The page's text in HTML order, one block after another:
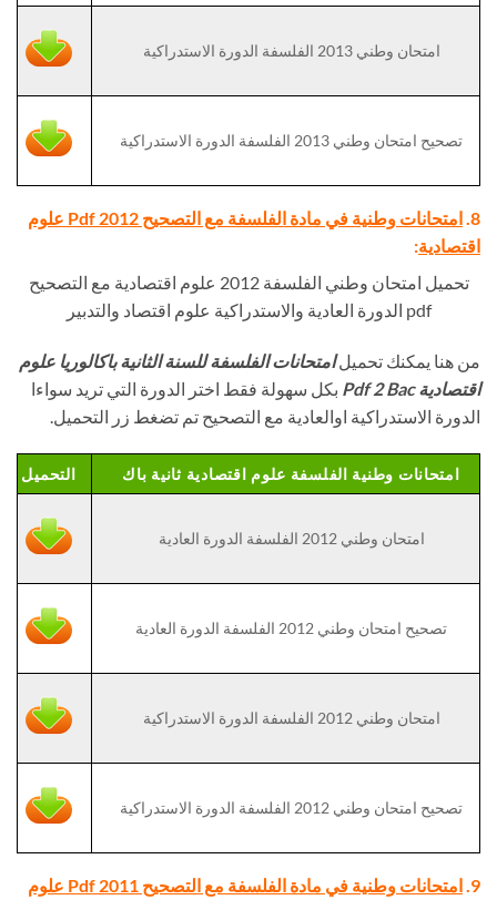
امتحان وطني 2013 الفلسفة الدورة الاستدراكية
تصحيح امتحان وطني 2013 الفلسفة الدورة الاستدراكية
8.
امتحانات وطنية في مادة الفلسفة مع التصحيح Pdf 2012 علوم
اقتصادية:
تحميل امتحان وطني الفلسفة 2012 علوم اقتصادية مع التصحيح
pdf الدورة العادية والاستدراكية علوم اقتصاد والتدبير
من هنا يمكنك تحميلامتحانات الفلسفة للسنة الثانية باكالوريا علوم
اقتصادية Pdf 2 Bac
بكل سهولة فقط اختر الدورة التي تريد سواءا
الدورة الاستدراكية اوالعادية مع التصحيح تم تضغط زر التحميل.
امتحانات وطنية الفلسفة علوم اقتصادية ثانية باك التحميل
امتحان وطني 2012 الفلسفة الدورة العادية
تصحيح امتحان وطني 2012 الفلسفة الدورة العادية
امتحان وطني 2012 الفلسفة الدورة الاستدراكية
تصحيح امتحان وطني 2012 الفلسفة الدورة الاستدراكية
9.
امتحانات وطنية في مادة الفلسفة مع التصحيح Pdf 2011 علوم